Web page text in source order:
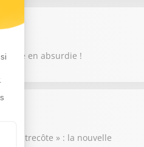
en absurdie !
» : la nouvelle